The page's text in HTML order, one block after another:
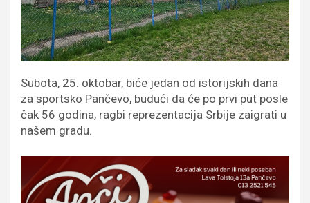
Subota, 25. oktobar, biće jedan od istorijskih dana
za sportsko Pančevo, budući da će po prvi put posle
čak 56 godina, ragbi reprezentacija Srbije zaigrati u
našem gradu.